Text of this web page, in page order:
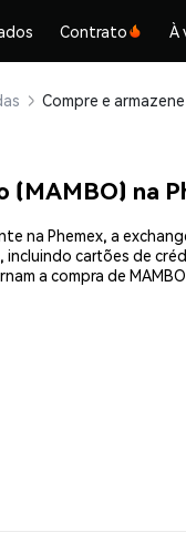
Contrato À
(MAMBO) na
na Phemex, a
cartões de
a compra de